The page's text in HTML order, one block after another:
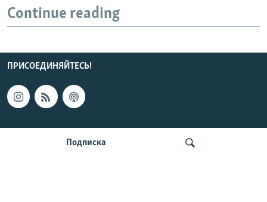
Подписка
Continue reading
ПРИСОЕДИНЯЙТЕСЬ!